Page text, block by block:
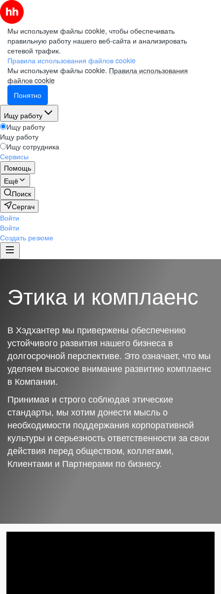
Мы используем файлы cookie, чтобы обеспечивать
правильную работу нашего веб-сайта и анализировать
сетевой трафик.
Правила использования файлов cookie
Мы используем файлы cookie. Правила использования
файлов cookie
Понятно
Ищу работу
Ищу работу
Ищу работу
Ищу сотрудника
Сервисы
Помощь
Ещё
Поиск
Сергач
Войти
Войти
Создать резюме
Этика и комплаенс
В Хэдхантер мы привержены обеспечению
устойчивого развития нашего бизнеса в
долгосрочной перспективе. Это означает, что мы
уделяем высокое внимание развитию комплаенс
в Компании.
Принимая и строго соблюдая этические
стандарты, мы хотим донести мысль о
необходимости поддержания корпоративной
культуры и серьезность ответственности за свои
действия перед обществом, коллегами,
Клиентами и Партнерами по бизнесу.